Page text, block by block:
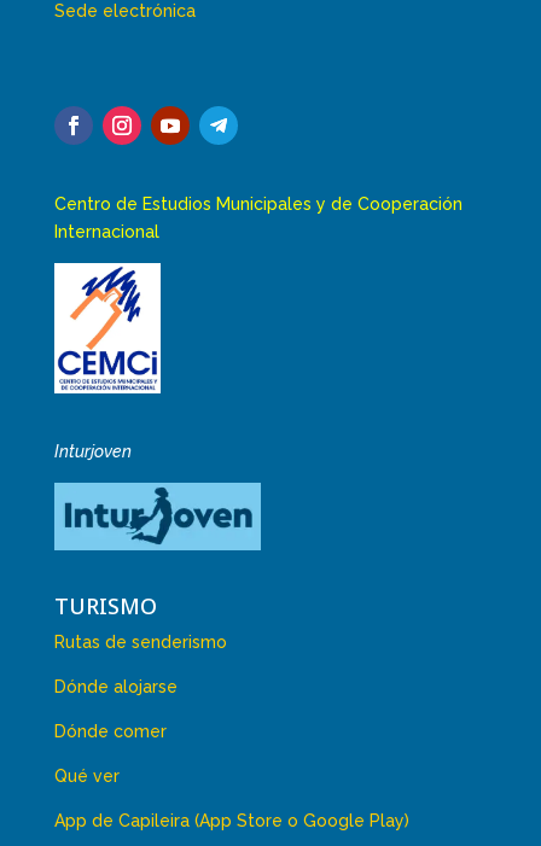
Sede electrónica
Centro de Estudios Municipales y de Cooperación
Internacional
Inturjoven
TURISMO
Rutas de senderismo
Dónde alojarse
Dónde comer
Qué ver
App de Capileira (App Store o Google Play)